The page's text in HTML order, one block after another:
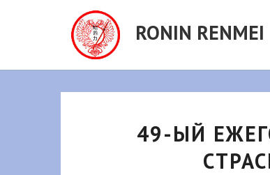
RONIN RENMEI
49-ЫЙ